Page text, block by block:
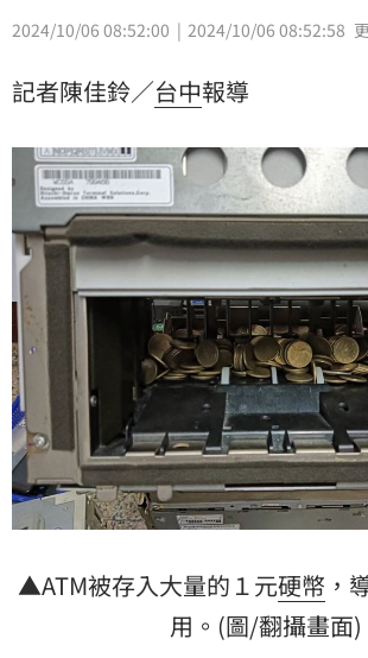
2024/10/06 08:52:00 2024/10/06 08:52:58
記者陳佳鈴／台中報導
▲ATM被存入大量的１元硬幣 ，
用。(圖/翻攝畫面)